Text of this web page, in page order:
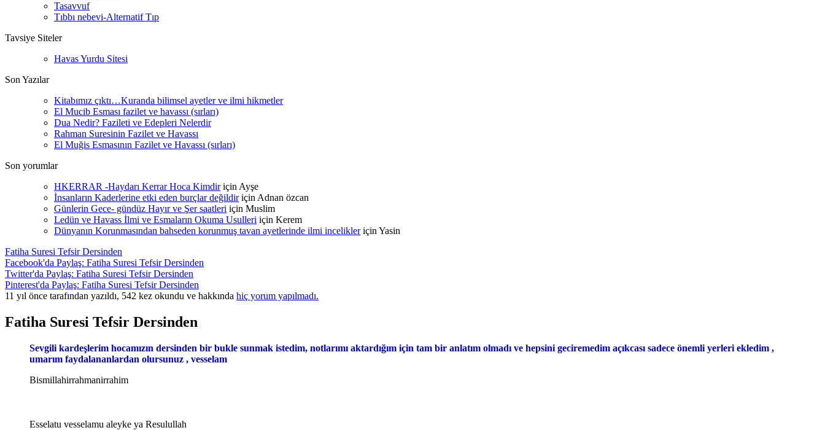
Tasavvuf
Tıbbı nebevi-Alternatif Tıp
Tavsiye Siteler
Havas Yurdu Sitesi
Son Yazılar
Kitabımız çıktı…Kuranda bilimsel ayetler ve ilmi hikmetler
El Mucib Esması fazilet ve havassı (sırları)
Dua Nedir? Fazileti ve Edepleri Nelerdir
Rahman Suresinin Fazilet ve Havassı
El Muğis Esmasının Fazilet ve Havassı (sırları)
Son yorumlar
HKERRAR -Haydarı Kerrar Hoca Kimdiriçin Ayşe
İnsanların Kaderlerine etki eden burçlar değildiriçin Adnan özcan
Günlerin Gece- gündüz Hayır ve Şer saatleri için Muslim
Ledün ve Havass İlmi ve Esmaların Okuma Usulleri için Kerem
Dünyanın Korunmasından bahseden korunmuş tavan ayetlerinde ilmi incelikleriçin Yasin
Fatiha Suresi Tefsir Dersinden
Facebook'da Paylaş: Fatiha Suresi Tefsir Dersinden
Twitter'da Paylaş: Fatiha Suresi Tefsir Dersinden
Pinterest'da Paylaş: Fatiha Suresi Tefsir Dersinden
11 yıl önce tarafından yazıldı, 542 kez okundu ve hakkında hiç yorum yapılmadı.
Fatiha Suresi Tefsir Dersinden
Sevgili kardeşlerim hocamızın dersinden bir bukle sunmak istedim, notlarımı aktardığım için tam bir anlatım olmadı ve hepsini geciremedim açıkcası sadece önemli yerleri ekledim ,
umarım faydalananlardan olursunuz , vesselam
Bismillahirrahmanirrahim
Esselatu vesselamu aleyke ya Resulullah